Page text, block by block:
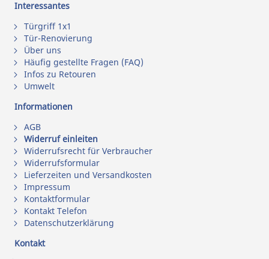
Interessantes
Türgriff 1x1
Tür-Renovierung
Über uns
Häufig gestellte Fragen (FAQ)
Infos zu Retouren
Umwelt
Informationen
AGB
Widerruf einleiten
Widerrufsrecht für Verbraucher
Widerrufsformular
Lieferzeiten und Versandkosten
Impressum
Kontaktformular
Kontakt Telefon
Datenschutzerklärung
Kontakt